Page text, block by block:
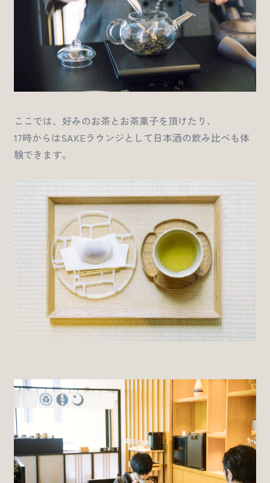
ここでは、好みのお茶とお茶菓子を頂けたり、
17時からはSAKEラウンジとして日本酒の飲み比べも体
験できます。